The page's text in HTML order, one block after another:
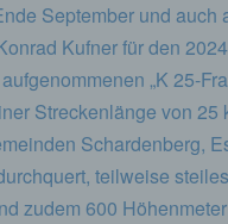
September und auch
Kufner für den
„K 25-
Streckenlänge von 25
Schardenberg,
teilweise
zudem 600